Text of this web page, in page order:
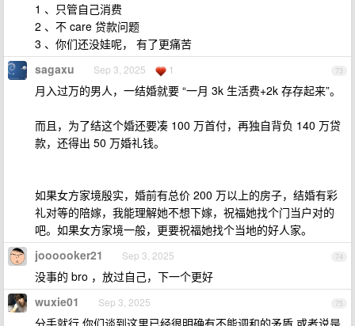
1 、只管自己消费
2 、不 care 贷款问题
3 、你们还没娃呢， 有了更痛苦
73
sagaxu Sep 3, 2025 1
月入过万的男人，一结婚就要 “一月 3k 生活费+2k 存存起来”。
而且，为了结这个婚还要凑 100 万首付，再独自背负 140 万贷
款，还得出 50 万婚礼钱。
如果女方家境殷实，婚前有总价 200 万以上的房子，结婚有彩
礼对等的陪嫁，我能理解她不想下嫁，祝福她找个门当户对的
吧。如果女方家境一般，更要祝福她找个当地的好人家。
74
joooooker21 Sep 3, 2025
没事的 bro ，放过自己，下一个更好
75
wuxie01 Sep 3, 2025
分手就行 你们谈到这里已经很明确有不能调和的矛盾 或者说是